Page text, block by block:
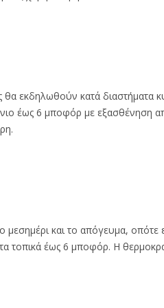
θα εκδηλωθούν κατά διαστήματα
έως 6 μποφόρ με
μεσημέρι και το απόγευμα,
τοπικά έως 6 μποφόρ. Η